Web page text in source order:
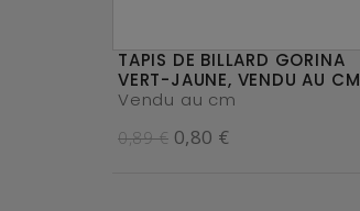
TAPIS DE BILLARD GORINA
VERT-JAUNE, VENDU AU CM
Vendu au cm
0,89 € 0,80 €